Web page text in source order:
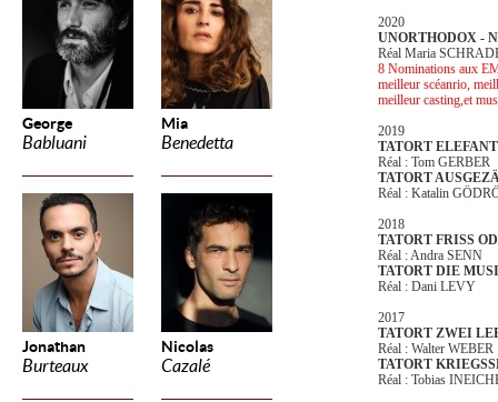
George
Babluani
Mia
Benedetta
Jonathan
Burteaux
Nicolas
Cazalé
2020
UNORTHODOX -
Réal Maria
8 Nominations aux
meilleur scéanrio,
meilleur casting,et
2019
TATORT
Réal : Tom GERBER
TATORT
Réal : Katalin
2018
TATORT FRISS
Réal : Andra SENN
TATORT DIE
Réal : Dani LEVY
2017
TATORT ZWEI
Réal : Walter WEBER
TATORT
Réal : Tobias